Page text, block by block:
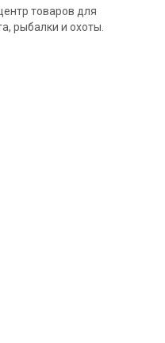
товаров для
рыбалки и охоты.